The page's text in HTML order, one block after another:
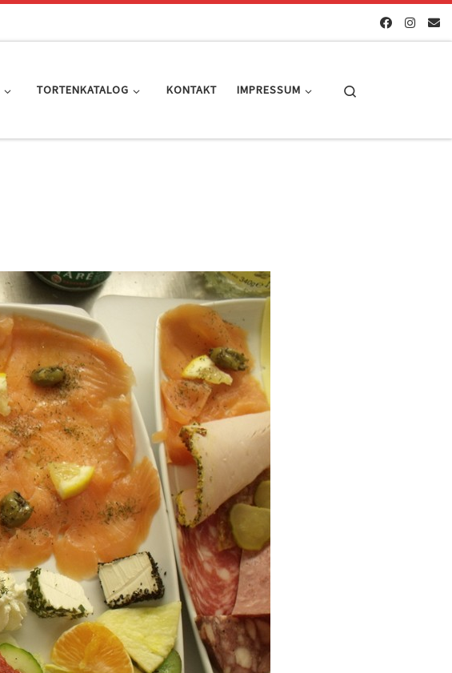
TORTENKATALOG KONTAKT IMPRESSUM